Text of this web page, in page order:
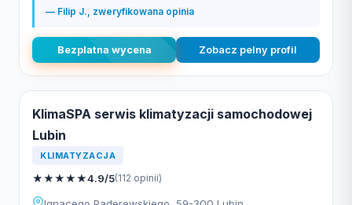
— Filip J., zweryfikowana opinia
Bezplatna wycena Zobacz pelny profil
KlimaSPA serwis klimatyzacji samochodowej
Lubin
KLIMATYZACJA
★★★★★4.9/5(112 opinii)